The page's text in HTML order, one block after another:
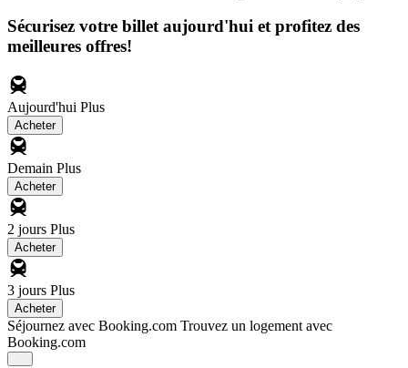
Sécurisez votre billet aujourd'hui et profitez des
meilleures offres!
Aujourd'hui Plus
Acheter
Demain Plus
Acheter
2 jours Plus
Acheter
3 jours Plus
Acheter
Séjournez avec Booking.com Trouvez un logement avec
Booking.com